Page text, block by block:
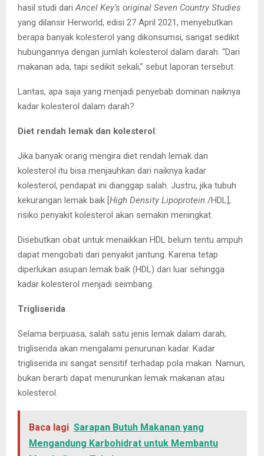
hasil studi dariAncel Key’s original Seven Country Studies
yang dilansir Herworld, edisi 27 April 2021, menyebutkan
berapa banyak kolesterol yang dikonsumsi, sangat sedikit
hubungannya dengan jumlah kolesterol dalam darah. “Dari
makanan ada, tapi sedikit sekali,” sebut laporan tersebut.
Lantas, apa saja yang menjadi penyebab dominan naiknya
kadar kolesterol dalam darah?
Diet rendah lemak dan kolesterol:
Jika banyak orang mengira diet rendah lemak dan
kolesterol itu bisa menjauhkan dari naiknya kadar
kolesterol, pendapat ini dianggap salah. Justru, jika tubuh
kekurangan lemak baik [High Density Lipoprotein /HDL],
risiko penyakit kolesterol akan semakin meningkat.
Disebutkan obat untuk menaikkan HDL belum tentu ampuh
dapat mengobati dari penyakit jantung. Karena tetap
diperlukan asupan lemak baik (HDL) dari luar sehingga
kadar kolesterol menjadi seimbang.
Trigliserida
Selama berpuasa, salah satu jenis lemak dalam darah;
trigliserida akan mengalami penurunan kadar. Kadar
trigliserida ini sangat sensitif terhadap pola makan. Namun,
bukan berarti dapat menurunkan lemak makanan atau
kolesterol.
Baca lagi Sarapan Butuh Makanan yang
Mengandung Karbohidrat untuk Membantu